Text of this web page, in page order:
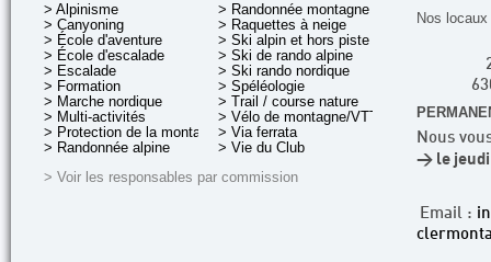
> Alpinisme
> Canyoning
> École d'aventure
> École d'escalade
> Escalade
> Formation
> Marche nordique
> Multi-activités
> Protection de la montagne
> Randonnée alpine
> Randonnée montagne
> Raquettes à neige
> Ski alpin et hors piste
> Ski de rando alpine
> Ski rando nordique
> Spéléologie
> Trail / course nature
> Vélo de montagne/VTT
> Via ferrata
> Vie du Club
> Voir les responsables par commission
Nos
Nous
> le jeudi
Email :